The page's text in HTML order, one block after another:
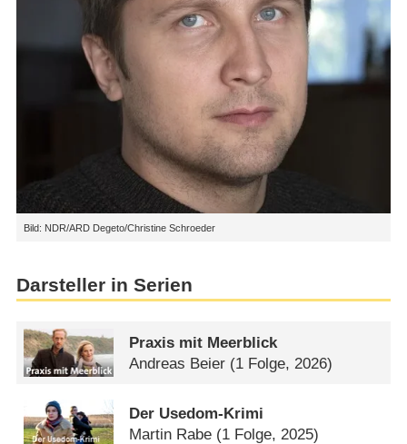
Bild: NDR/ARD Degeto/Christine Schroeder
Darsteller in Serien
Praxis mit Meerblick
Andreas Beier (1 Folge, 2026)
Der Usedom-Krimi
Martin Rabe (1 Folge, 2025)